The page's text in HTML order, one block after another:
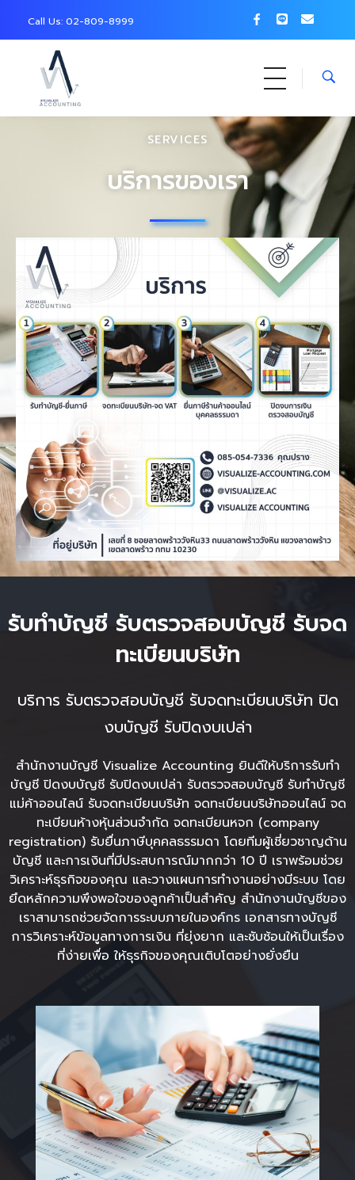
Call Us: 02-809-8999
SERVICES
บริการของเรา
รับทำบัญชี รับตรวจสอบบัญชี รับจด
ทะเบียนบริษัท
บริการ รับตรวจสอบบัญชี รับจดทะเบียนบริษัท ปิด
งบบัญชี รับปิดงบเปล่า
สำนักงานบัญชีVisualize Accounting ยินดีให้บริการรับทำ
บัญชี ปิดงบบัญชี รับปิดงบเปล่า รับตรวจสอบบัญชี รับทําบัญชี
แม่ค้าออนไลน์รับจดทะเบียนบริษัท จดทะเบียนบริษัทออนไลน์ จด
ทะเบียนห้างหุ้นส่วนจำกัด จดทะเบียนหจก (company
registration)รับยื่นภาษีบุคคลธรรมดา โดยทีมผู้เชี่ยวชาญด้าน
บัญชี และการเงินที่มีประสบการณ์มากกว่า 10 ปี เราพร้อมช่วย
วิเคราะห์ธุรกิจของคุณ และวางแผนการทำงานอย่างมีระบบ โดย
ยึดหลักความพึงพอใจของลูกค้าเป็นสำคัญ สำนักงานบัญชีของ
เราสามารถช่วยจัดการระบบภายในองค์กร เอกสารทางบัญชี
การวิเคราะห์ข้อมูลทางการเงิน ที่ยุ่งยาก และซับซ้อนให้เป็นเรื่อง
ที่ง่ายเพื่อ ให้ธุรกิจของคุณเติบโตอย่างยั่งยืน